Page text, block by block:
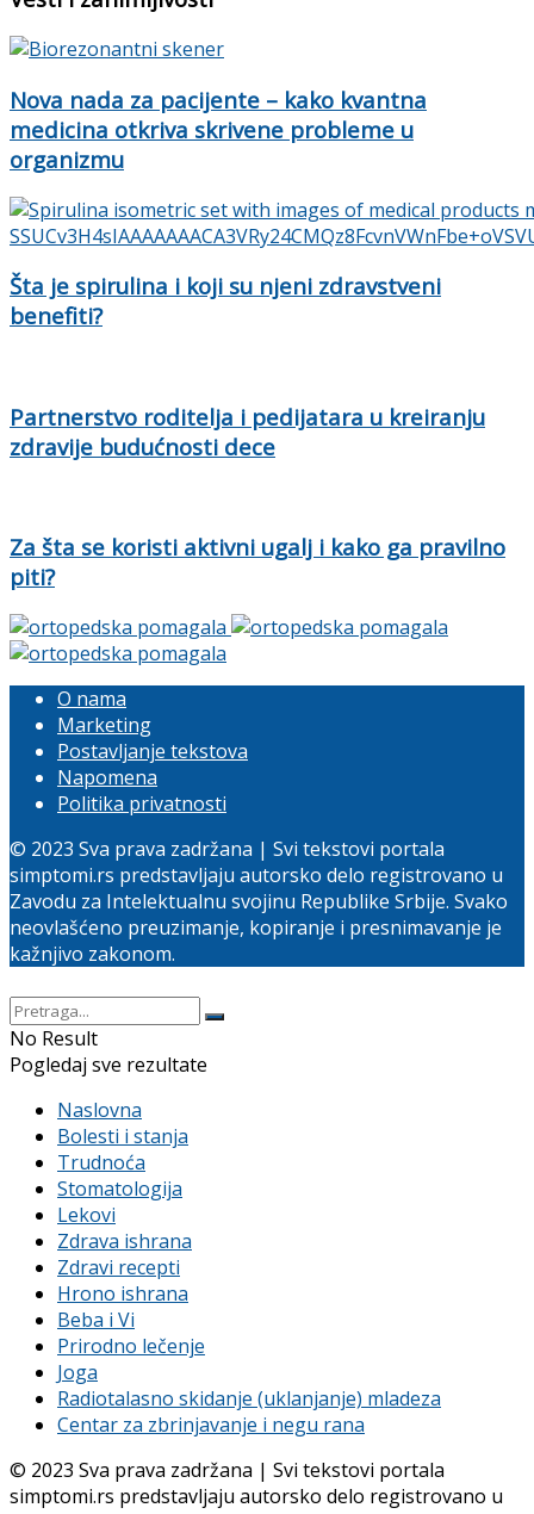
Nova nada za pacijente – kako kvantna
medicina otkriva skrivene probleme u
organizmu
Šta je spirulina i koji su njeni zdravstveni
benefiti?
Partnerstvo roditelja i pedijatara u kreiranju
zdravije budućnosti dece
Za šta se koristi aktivni ugalj i kako ga pravilno
piti?
O nama
Marketing
Postavljanje tekstova
Napomena
Politika privatnosti
© 2023 Sva prava zadržana | Svi tekstovi portala
simptomi.rs predstavljaju autorsko delo registrovano u
Zavodu za Intelektualnu svojinu Republike Srbije. Svako
neovlašćeno preuzimanje, kopiranje i presnimavanje je
kažnjivo zakonom.
No Result
Pogledaj sve rezultate
Naslovna
Bolesti i stanja
Trudnoća
Stomatologija
Lekovi
Zdrava ishrana
Zdravi recepti
Hrono ishrana
Beba i Vi
Prirodno lečenje
Joga
Radiotalasno skidanje (uklanjanje) mladeza
Centar za zbrinjavanje i negu rana
© 2023 Sva prava zadržana | Svi tekstovi portala
simptomi.rs predstavljaju autorsko delo registrovano u